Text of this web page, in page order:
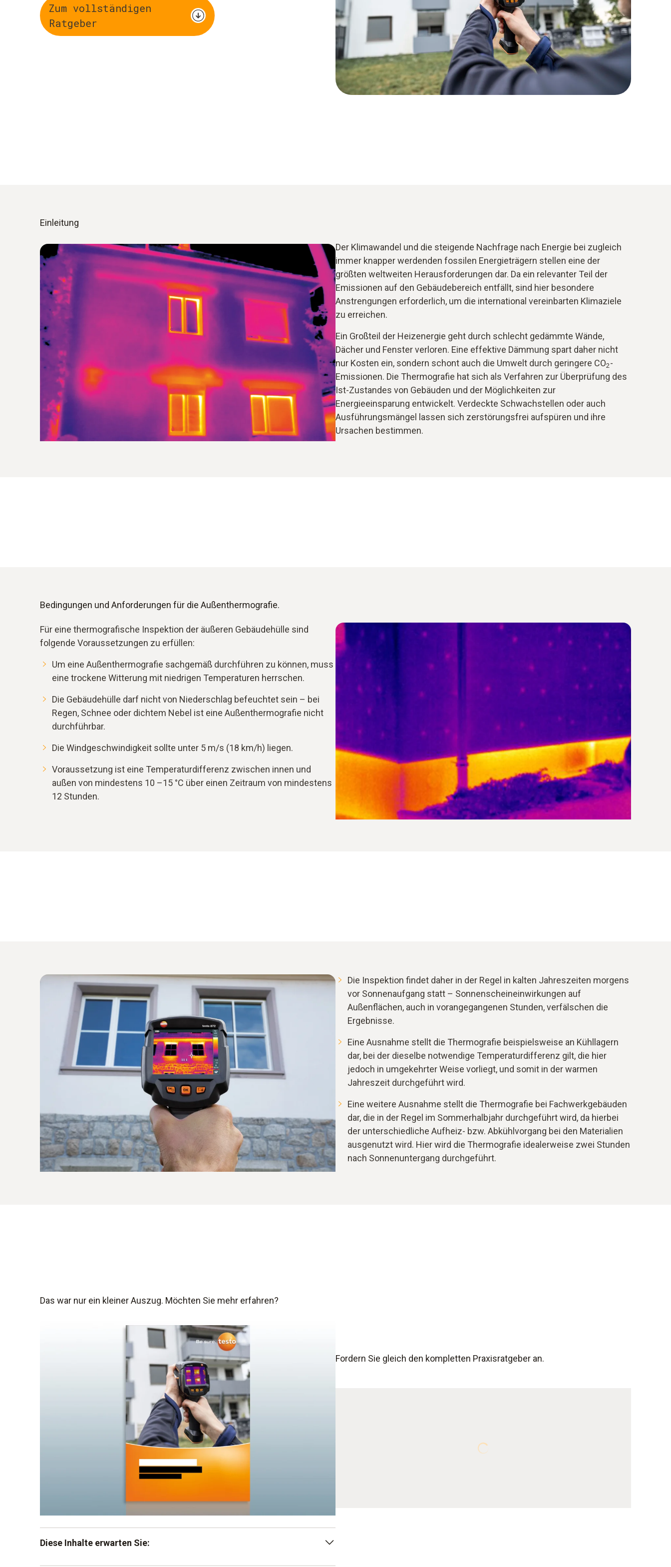
Zum vollständigen
Ratgeber
Einleitung
Der Klimawandel und die steigende Nachfrage nach Energie bei zugleich
immer knapper werdenden fossilen Energieträgern stellen eine der
größten weltweiten Herausforderungen dar. Da ein relevanter Teil der
Emissionen auf den Gebäudebereich entfällt, sind hier besondere
Anstrengungen erforderlich, um die international vereinbarten Klimaziele
zu erreichen.
Ein Großteil der Heizenergie geht durch schlecht gedämmte Wände,
Dächer und Fenster verloren. Eine effektive Dämmung spart daher nicht
nur Kosten ein, sondern schont auch die Umwelt durch geringere CO2-
Emissionen. Die Thermografie hat sich als Verfahren zur Überprüfung des
Ist-Zustandes von Gebäuden und der Möglichkeiten zur
Energieeinsparung entwickelt. Verdeckte Schwachstellen oder auch
Ausführungsmängel lassen sich zerstörungsfrei aufspüren und ihre
Ursachen bestimmen.
Bedingungen und Anforderungen für die Außenthermografie.
Für eine thermografische Inspektion der äußeren Gebäudehülle sind
folgende Voraussetzungen zu erfüllen:
Um eine Außenthermografie sachgemäß durchführen zu können, muss
eine trockene Witterung mit niedrigen Temperaturen herrschen.
Die Gebäudehülle darf nicht von Niederschlag befeuchtet sein – bei
Regen, Schnee oder dichtem Nebel ist eine Außenthermografie nicht
durchführbar.
Die Windgeschwindigkeit sollte unter 5 m/s (18 km/h) liegen.
Voraussetzung ist eine Temperaturdifferenz zwischen innen und
außen von mindestens 10 –15 °C über einen Zeitraum von mindestens
12 Stunden.
Die Inspektion findet daher in der Regel in kalten Jahreszeiten morgens
vor Sonnenaufgang statt – Sonnenscheineinwirkungen auf
Außenflächen, auch in vorangegangenen Stunden, verfälschen die
Ergebnisse.
Eine Ausnahme stellt die Thermografie beispielsweise an Kühllagern
dar, bei der dieselbe notwendige Temperaturdifferenz gilt, die hier
jedoch in umgekehrter Weise vorliegt, und somit in der warmen
Jahreszeit durchgeführt wird.
Eine weitere Ausnahme stellt die Thermografie bei Fachwerkgebäuden
dar, die in der Regel im Sommerhalbjahr durchgeführt wird, da hierbei
der unterschiedliche Aufheiz- bzw. Abkühlvorgang bei den Materialien
ausgenutzt wird. Hier wird die Thermografie idealerweise zwei Stunden
nach Sonnenuntergang durchgeführt.
Das war nur ein kleiner Auszug. Möchten Sie mehr erfahren?
Diese Inhalte erwarten Sie:
Fordern Sie gleich den kompletten Praxisratgeber an.